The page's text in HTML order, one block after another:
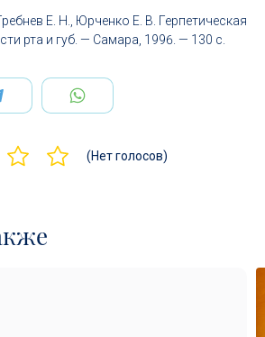
Е. Н., Юрченко Е. В. Герпетическая
рта и губ. — Самара, 1996. — 130 с.
(Нет голосов)